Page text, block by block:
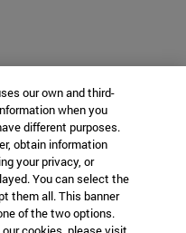
our own and third-
when you
different purposes.
obtain information
your privacy, or
You can select the
them all. This banner
of the two options.